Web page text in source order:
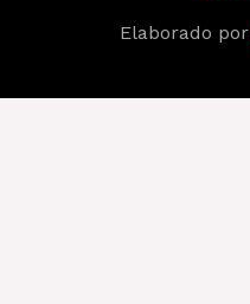
Elaborado por